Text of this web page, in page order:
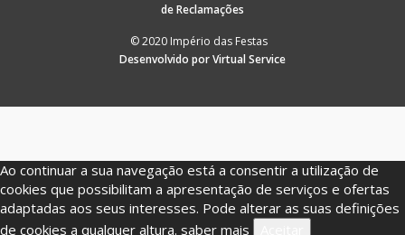
de Reclamações
© 2020 Império das Festas
Desenvolvido por Virtual Service
Ao continuar a sua navegação está a consentir a utilização de
cookies que possibilitam a apresentação de serviços e ofertas
adaptadas aos seus interesses. Pode alterar as suas definições
de cookies a qualquer altura. saber mais